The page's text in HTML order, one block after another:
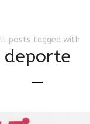
posts tagged with
deporte